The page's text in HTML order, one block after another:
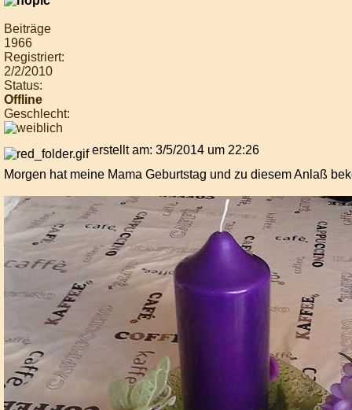
Beiträge
1966
Registriert:
2/2/2010
Status:
Offline
Geschlecht:
erstellt am: 3/5/2014 um 22:26
Morgen hat meine Mama Geburtstag und zu diesem Anlaß